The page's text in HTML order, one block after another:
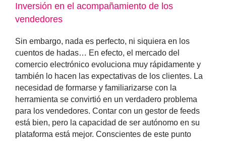
Inversión en el acompañamiento de los
vendedores
Sin embargo, nada es perfecto, ni siquiera en los
cuentos de hadas… En efecto, el mercado del
comercio electrónico evoluciona muy rápidamente y
también lo hacen las expectativas de los clientes. La
necesidad de formarse y familiarizarse con la
herramienta se convirtió en un verdadero problema
para los vendedores. Contar con un gestor de feeds
está bien, pero la capacidad de ser autónomo en su
plataforma está mejor. Conscientes de este punto